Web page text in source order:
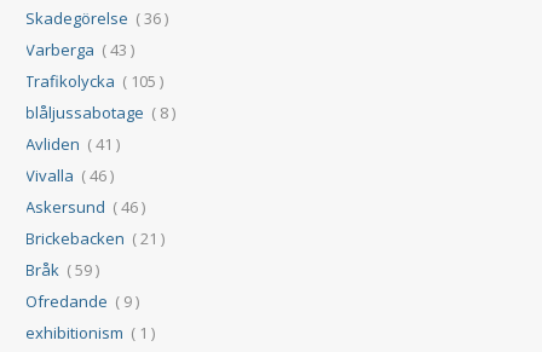
Skadegörelse ( 36 )
Varberga ( 43 )
Trafikolycka ( 105 )
blåljussabotage ( 8 )
Avliden ( 41 )
Vivalla ( 46 )
Askersund ( 46 )
Brickebacken ( 21 )
Bråk ( 59 )
Ofredande ( 9 )
exhibitionism ( 1 )